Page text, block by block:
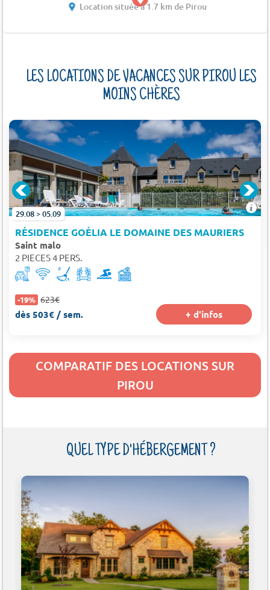
Location située à 1.7 km de Pirou
LES LOCATIONS DE VACANCES SUR PIROU LES
MOINS CHÈRES
29.08 > 05.09
RÉSIDENCE GOÉLIA LE DOMAINE DES MAURIERS
Saint malo
2 PIECES 4 PERS.
-19% 623€
dès 503€ / sem. + d'infos
COMPARATIF DES LOCATIONS SUR
PIROU
QUEL TYPE D'HÉBERGEMENT ?